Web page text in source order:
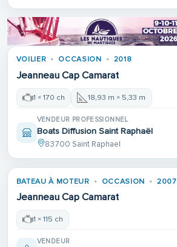
VOILIER OCCASION 2018
Jeanneau Cap Camarat
1 × 170 ch 18,93 m × 5,33 m
VENDEUR PROFESSIONNEL
Boats Diffusion Saint Raphaël
83700 Saint Raphael
BATEAU À MOTEUR OCCASION 2007
Jeanneau Cap Camarat
1 × 115 ch
VENDEUR